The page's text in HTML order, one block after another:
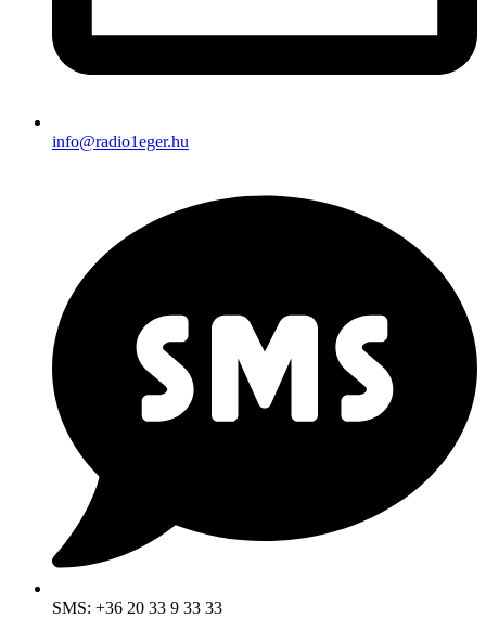
info@radio1eger.hu
SMS: +36 20 33 9 33 33